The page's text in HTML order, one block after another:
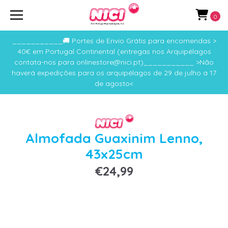
___________🚚 Portes de Envio Grátis para encomendas >
40€ em Portugal Continental (entregas nos Arquipélagos
contata-nos para onlinestore@nici.pt)___________ >Não
haverá expedições para os arquipélagos de 29 de julho a 17
de agosto<
0
Almofada Guaxinim Lenno,
43x25cm
€24,99